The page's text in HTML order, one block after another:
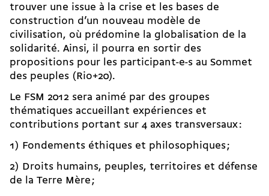
trouver une issue à la crise et les bases de
construction d’un nouveau modèle de
civilisation, où prédomine la globalisation de la
solidarité. Ainsi, il pourra en sortir des
propositions pour les participant-e-s au Sommet
des peuples (Rio+20).
Le FSM 2012 sera animé par des groupes
thématiques accueillant expériences et
contributions portant sur 4 axes transversaux :
1) Fondements éthiques et philosophiques ;
2) Droits humains, peuples, territoires et défense
de la Terre Mère ;